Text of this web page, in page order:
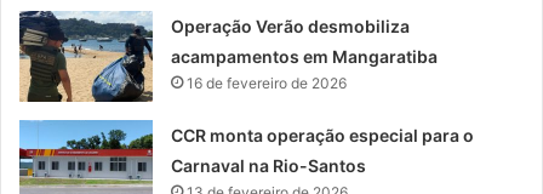
Operação Verão desmobiliza
acampamentos em Mangaratiba
16 de fevereiro de 2026
CCR monta operação especial para o
Carnaval na Rio-Santos